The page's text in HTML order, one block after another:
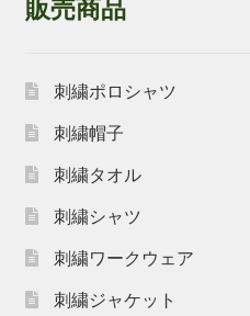
販売商品
刺繍ポロシャツ
刺繍帽子
刺繍タオル
刺繍シャツ
刺繍ワークウェア
刺繍ジャケット